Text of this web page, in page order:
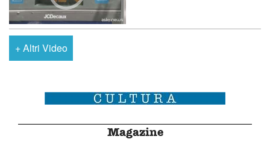
+Altri Video
Magazine